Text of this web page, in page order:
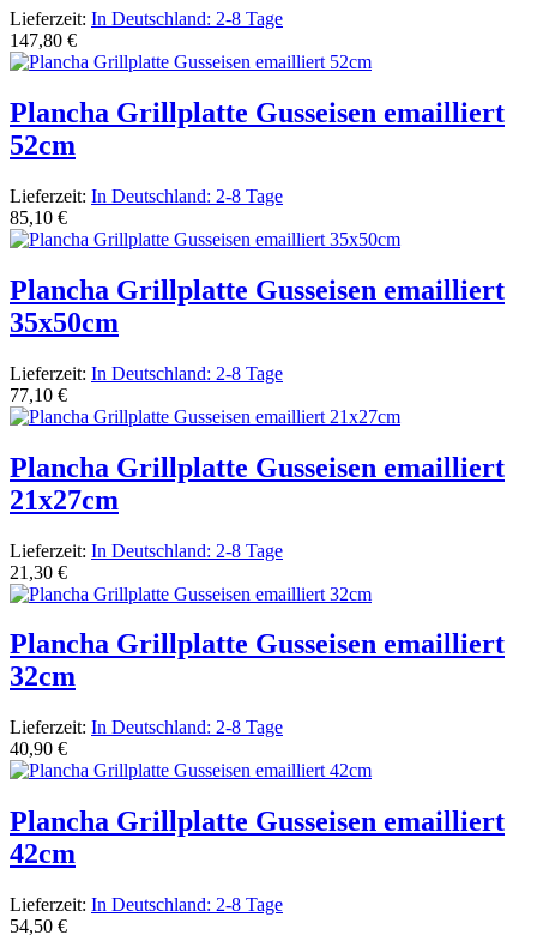
Lieferzeit: In Deutschland: 2-8 Tage
147,80 €
Plancha Grillplatte Gusseisen emailliert
52cm
Lieferzeit: In Deutschland: 2-8 Tage
85,10 €
Plancha Grillplatte Gusseisen emailliert
35x50cm
Lieferzeit: In Deutschland: 2-8 Tage
77,10 €
Plancha Grillplatte Gusseisen emailliert
21x27cm
Lieferzeit: In Deutschland: 2-8 Tage
21,30 €
Plancha Grillplatte Gusseisen emailliert
32cm
Lieferzeit: In Deutschland: 2-8 Tage
40,90 €
Plancha Grillplatte Gusseisen emailliert
42cm
Lieferzeit: In Deutschland: 2-8 Tage
54,50 €